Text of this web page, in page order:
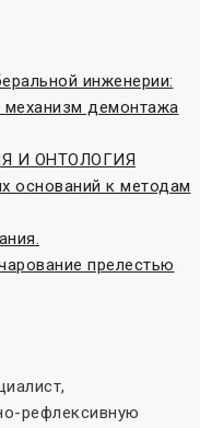
инженерии:
механизм демонтажа
И ОНТОЛОГИЯ
к методам
прелестью
рефлексивную